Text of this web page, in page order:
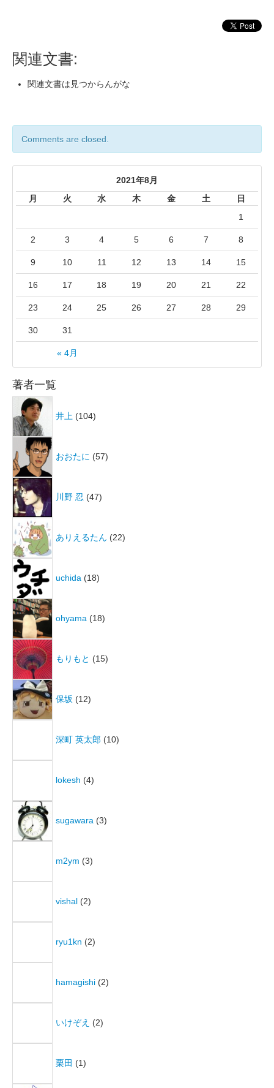
関連文書:
関連文書は見つからんがな
Comments are closed.
2021年8月
月
火 水 木 金 土 日
« 4月
1
2 3 4 5 6 7 8
9 10 11 12 13 14 15
16 17 18 19 20 21 22
23 24 25 26 27 28 29
30 31
著者一覧
井上 (104)
おおたに (57)
川野 忍 (47)
ありえるたん (22)
uchida (18)
ohyama (18)
もりもと (15)
保坂 (12)
深町 英太郎 (10)
lokesh (4)
sugawara (3)
m2ym (3)
vishal (2)
ryu1kn (2)
hamagishi (2)
いけぞえ (2)
栗田 (1)